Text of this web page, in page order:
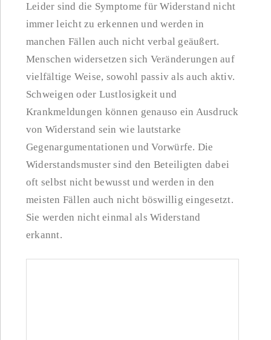
Leider sind die Symptome für Widerstand nicht
immer leicht zu erkennen und werden in
manchen Fällen auch nicht verbal geäußert.
Menschen widersetzen sich Veränderungen auf
vielfältige Weise, sowohl passiv als auch aktiv.
Schweigen oder Lustlosigkeit und
Krankmeldungen können genauso ein Ausdruck
von Widerstand sein wie lautstarke
Gegenargumentationen und Vorwürfe. Die
Widerstandsmuster sind den Beteiligten dabei
oft selbst nicht bewusst und werden in den
meisten Fällen auch nicht böswillig eingesetzt.
Sie werden nicht einmal als Widerstand
erkannt.